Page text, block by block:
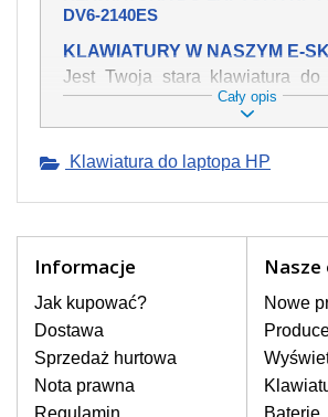
DV6-2140ES
KLAWIATURY W NASZYM E-
Jest Twoja stara klawiatura do
HP Pavilion dv6-2140es
uszkodzona, polałeś ją
swojej pozycji? Kup nową
Oferujemy oryginalne
stronie internetowej ją
pomocy wyszukiwarki.
model laptopa. Przy każdej
nie może brakować szczególowe
do aktualnego stanu naszego
Cały opis
Klawiatura do laptopa HP
Informacje
Jak kupować?
Dostawa
Sprzedaż hurtowa
Nota prawna
Regulamin
Nowe
Baterie